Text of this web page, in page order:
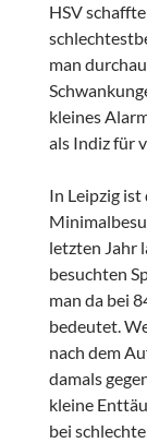
HSV
man
kleines
als Indiz für
In Leipzig
letzten Jahr
besuchten
man da bei
bedeutet.
nach dem
damals
kleine
bei